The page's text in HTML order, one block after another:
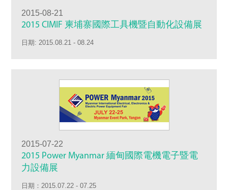
2015-08-21
2015 CIMIF 柬埔寨國際工具機暨自動化設備展
日期: 2015.08.21 - 08.24
2015-07-22
2015 Power Myanmar 緬甸國際電機電子暨電
力設備展
日期：2015.07.22 - 07.25